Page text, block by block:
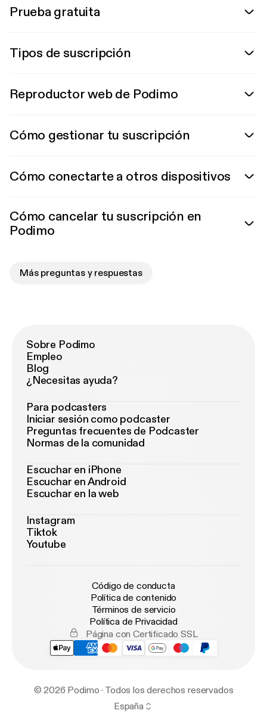
Prueba gratuita
Tipos de suscripción
Reproductor web de Podimo
Cómo gestionar tu suscripción
Cómo conectarte a otros dispositivos
Cómo cancelar tu suscripción en
Podimo
Más preguntas y respuestas
Sobre Podimo
Empleo
Blog
¿Necesitas ayuda?
Para podcasters
Iniciar sesión como podcaster
Preguntas frecuentes de Podcaster
Normas de la comunidad
Escuchar en iPhone
Escuchar en Android
Escuchar en la web
Instagram
Tiktok
Youtube
Código de conducta
Política de contenido
Términos de servicio
Política de Privacidad
Página con Certificado SSL
© 2026 Podimo · Todos los derechos reservados
España